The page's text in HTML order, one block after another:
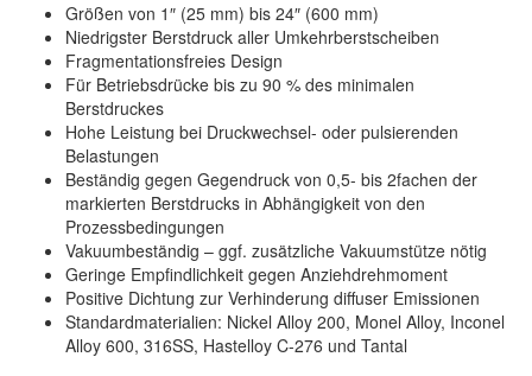
Größen von 1″ (25 mm) bis 24″ (600 mm)
Niedrigster Berstdruck aller Umkehrberstscheiben
Fragmentationsfreies Design
Für Betriebsdrücke bis zu 90 % des minimalen
Berstdruckes
Hohe Leistung bei Druckwechsel- oder pulsierenden
Belastungen
Beständig gegen Gegendruck von 0,5- bis 2fachen der
markierten Berstdrucks in Abhängigkeit von den
Prozessbedingungen
Vakuumbeständig – ggf. zusätzliche Vakuumstütze nötig
Geringe Empfindlichkeit gegen Anziehdrehmoment
Positive Dichtung zur Verhinderung diffuser Emissionen
Standardmaterialien: Nickel Alloy 200, Monel Alloy, Inconel
Alloy 600, 316SS, Hastelloy C-276 und Tantal